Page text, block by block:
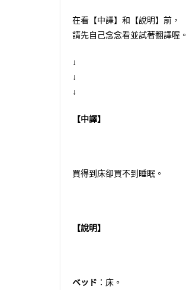
在看【中譯】和【說明】前，
請先自己念念看並試著翻譯喔。
↓
↓
↓
【中譯】
買得到床卻買不到睡眠。
【說明】
ベッド ：床。